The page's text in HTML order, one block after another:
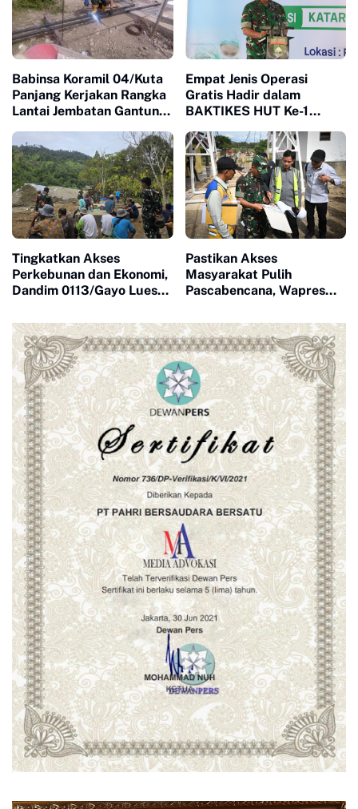
Babinsa Koramil 04/Kuta
Panjang Kerjakan Rangka
Lantai Jembatan Gantung
Empat Jenis Operasi
Gratis Hadir dalam
BAKTIKES HUT Ke-1
Tambusai
Tingkatkan Akses
Perkebunan dan Ekonomi,
Dandim 0113/Gayo Lues
Jembatan Garuda Merah
Putih di Desa Pungke Jaya
Pastikan Akses
Masyarakat Pulih
Pascabencana, Wapres
Jembatan Gantung
Kendawi